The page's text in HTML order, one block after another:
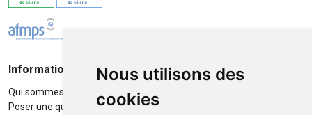
Nous utilisons des
cookies
Informations
Qui sommes-nous ?
Poser une question
Moyens de paiement